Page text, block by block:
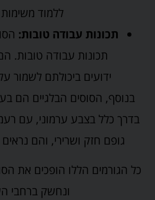
ללמוד
תכונות עבודה טובות:
תכונות עבודה טובות.
ידועים ביכולתם לשמור
בנוסף, הסוסים הבלגיים הם
בדרך כלל בצבע ערמוני, עם
גופם חזק ושרירי, והם נראים
כל הגורמים הללו הופכים את
ונחשק ברחבי